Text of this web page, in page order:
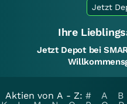
Jetzt
Ihre
Jetzt Depot bei
Aktien von A - Z: # A B